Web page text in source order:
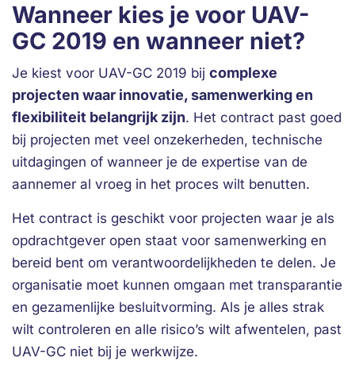
Wanneer kies je voor UAV-
GC 2019 en wanneer niet?
Je kiest voor UAV-GC 2019 bij complexe
projecten waar innovatie, samenwerking en
flexibiliteit belangrijk zijn. Het contract past goed
bij projecten met veel onzekerheden, technische
uitdagingen of wanneer je de expertise van de
aannemer al vroeg in het proces wilt benutten.
Het contract is geschikt voor projecten waar je als
opdrachtgever open staat voor samenwerking en
bereid bent om verantwoordelijkheden te delen. Je
organisatie moet kunnen omgaan met transparantie
en gezamenlijke besluitvorming. Als je alles strak
wilt controleren en alle risico’s wilt afwentelen, past
UAV-GC niet bij je werkwijze.